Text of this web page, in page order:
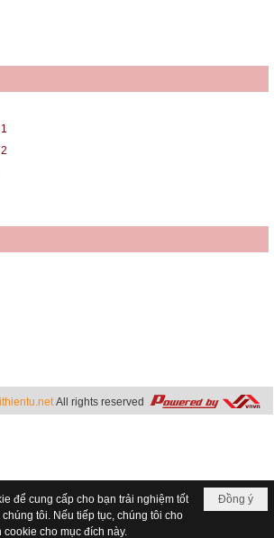
All rights reserved
Đồng ý
để cung cấp cho bạn trải nghiệm tốt
tôi. Nếu tiếp tục, chúng tôi cho
cho mục đích này.